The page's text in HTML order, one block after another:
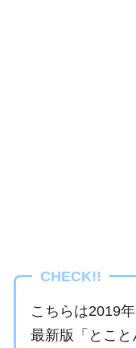
CHECK!!
こちらは2019
最新版「とこ